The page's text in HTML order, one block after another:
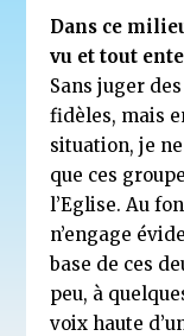
Dans ce
vu et tout
Sans juger
fidèles, mais
situation, je
que ces
l’Eglise. Au
n’engage
base de ces
peu, à
voix haute